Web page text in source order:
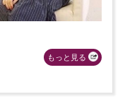
もっと見る